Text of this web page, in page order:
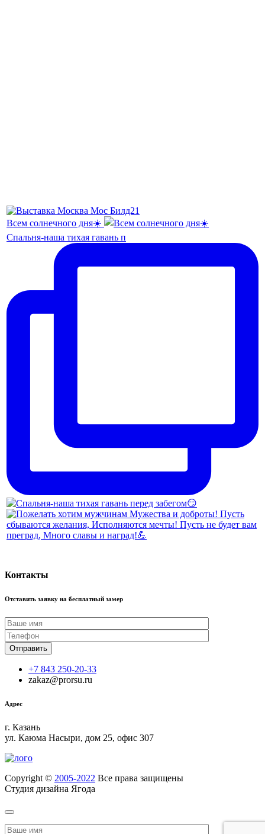
Всем солнечного дня☀️
Спальня-наша тихая гавань п
Контакты
Отставить заявку на бесплатный замер
+7 843 250-20-33
zakaz@prorsu.ru
Адрес
г. Казань
ул. Каюма Насыри, дом 25, офис 307
Copyright © 2005-2022 Все права защищены
Студия дизайна Ягода